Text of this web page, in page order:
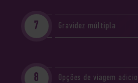
Gravidez múltipla
Opções de viagem